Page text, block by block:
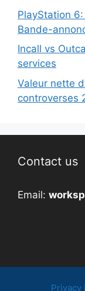
PlayStation
Bande-
Incall vs
services
Valeur nette
controverses
Contact us
Email:
Privacy